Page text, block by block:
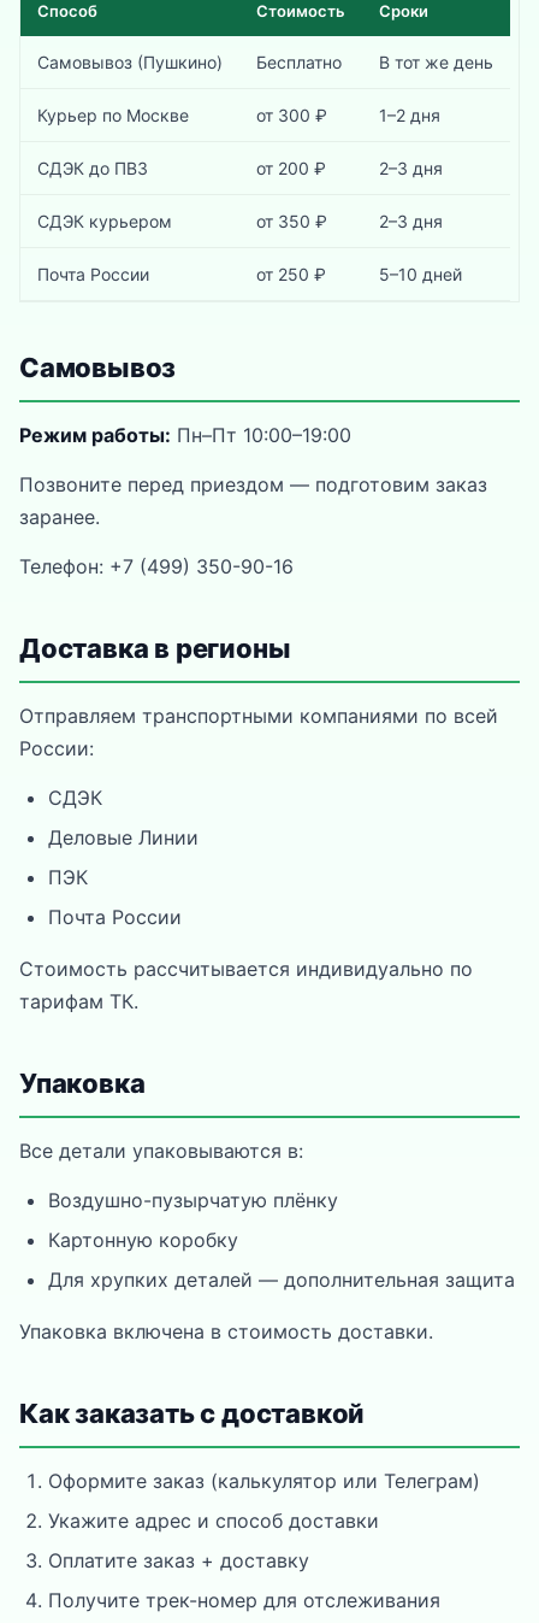
Способ Стоимость Сроки
Самовывоз (Пушкино) Бесплатно В тот же день
Курьер по Москве от 300 ₽ 1–2 дня
СДЭК до ПВЗ от 200 ₽ 2–3 дня
СДЭК курьером от 350 ₽ 2–3 дня
Почта России от 250 ₽ 5–10 дней
Самовывоз
Режим работы: Пн–Пт 10:00–19:00
Позвоните перед приездом — подготовим заказ
заранее.
Телефон: +7 (499) 350-90-16
Доставка в регионы
Отправляем транспортными компаниями по всей
России:
СДЭК
Деловые Линии
ПЭК
Почта России
Стоимость рассчитывается индивидуально по
тарифам ТК.
Упаковка
Все детали упаковываются в:
Воздушно-пузырчатую плёнку
Картонную коробку
Для хрупких деталей — дополнительная защита
Упаковка включена в стоимость доставки.
Как заказать с доставкой
Оформите заказ (калькулятор или Телеграм)
Укажите адрес и способ доставки
Оплатите заказ + доставку
Получите трек-номер для отслеживания